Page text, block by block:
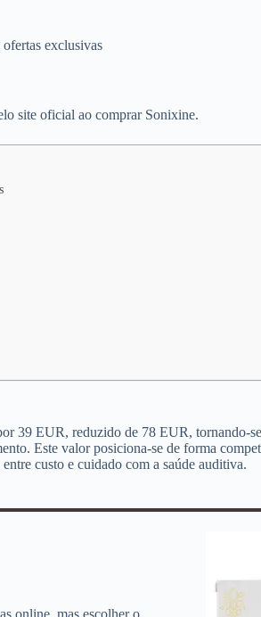
exclusivas
site oficial ao comprar Sonixine.
39 EUR, reduzido de 78 EUR, tornando-
Este valor posiciona-se de forma
custo e cuidado com a saúde auditiva.
online, mas escolher o